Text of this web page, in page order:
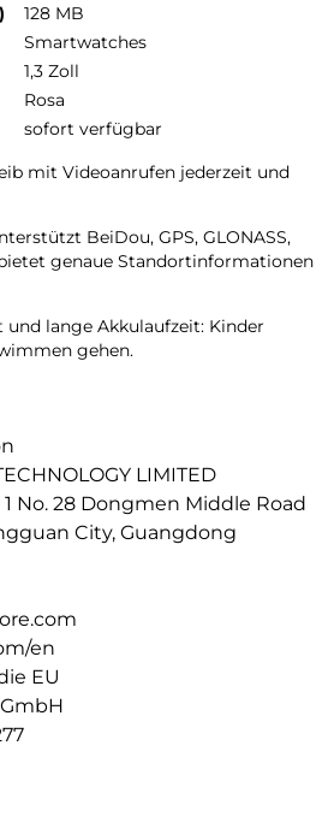
128 MB
Smartwatches
1,3 Zoll
Rosa
sofort verfügbar
mit Videoanrufen jederzeit und
BeiDou, GPS, GLONASS,
genaue Standortinformationen
und lange Akkulaufzeit: Kinder
gehen.
dass dein Kind während
Anrufer: Schütze dein Kind, indem
blockierst.
Verfugbar in Englisch,
und Chinesisch.
LIMITED
No. 28 Dongmen Middle Road
City, Guangdong
en
EU